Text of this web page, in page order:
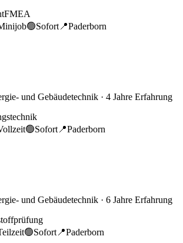
FMEA
🟢Sofort 📍Paderborn
und Gebäudetechnik · 4 Jahre Erfahrung
🟢Sofort 📍Paderborn
und Gebäudetechnik · 6 Jahre Erfahrung
🟢Sofort 📍Paderborn